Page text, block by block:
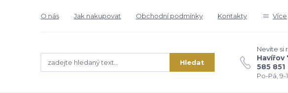
O nás Jak nakupovat Obchodní podmínky Kontakty Více
Hledat
Nevíte si
Havířov
585 851
Po-Pá, 9-